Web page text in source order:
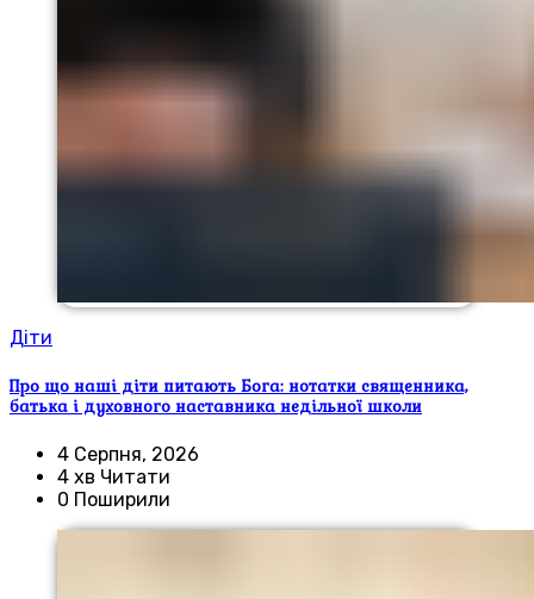
Діти
Про що наші діти питають Бога: нотатки священника,
батька і духовного наставника недільної школи
4 Серпня, 2026
4 хв Читати
0 Поширили